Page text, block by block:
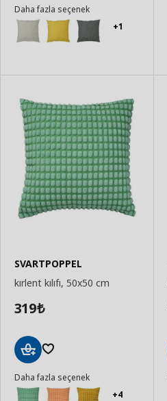
Ekle
Daha fazla seçenek
+1
SVARTPOPPEL
kırlent kılıfı, 50x50 cm
319₺
Ekle
Daha fazla seçenek
+4